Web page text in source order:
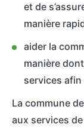
et de
manière
aider la
manière
services afin
La commune
aux services